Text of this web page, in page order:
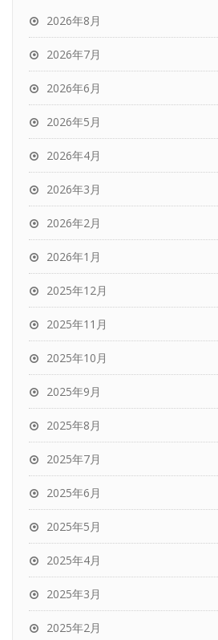
2026年8月
2026年7月
2026年6月
2026年5月
2026年4月
2026年3月
2026年2月
2026年1月
2025年12月
2025年11月
2025年10月
2025年9月
2025年8月
2025年7月
2025年6月
2025年5月
2025年4月
2025年3月
2025年2月